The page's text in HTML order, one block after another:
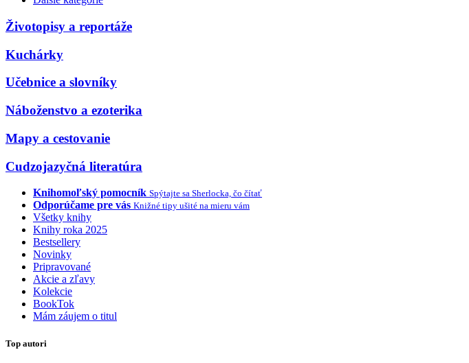
Životopisy a reportáže
Kuchárky
Učebnice a slovníky
Náboženstvo a ezoterika
Mapy a cestovanie
Cudzojazyčná literatúra
Knihomoľský pomocník Spýtajte sa Sherlocka, čo čítať
Odporúčame pre vás Knižné tipy ušité na mieru vám
Všetky knihy
Knihy roka 2025
Bestsellery
Novinky
Pripravované
Akcie a zľavy
Kolekcie
BookTok
Mám záujem o titul
Top autori